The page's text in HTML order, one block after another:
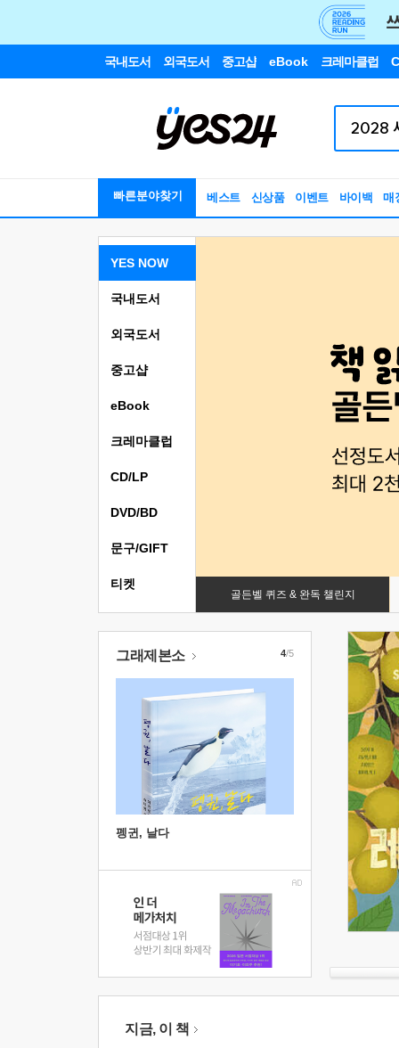
국내도서 외국도서 중고샵 eBook 크레마클럽
빠른분야찾기 베스트 신상품 이벤트 바이백 매
YES NOW
골든벨 퀴즈 & 완독 챌린지
국내도서
외국도서
중고샵
eBook
크레마클럽
CD/LP
DVD/BD
문구/GIFT
티켓
그래제본소
펭귄, 날다
4/5
지금, 이 책